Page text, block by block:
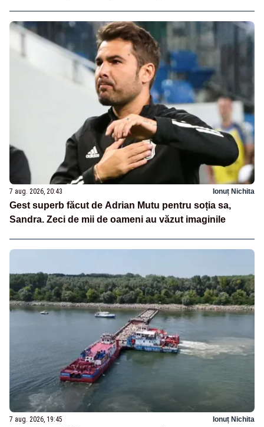
7 aug. 2026, 20:43 Ionuț Nichita
Gest superb făcut de Adrian Mutu pentru soția sa,
Sandra. Zeci de mii de oameni au văzut imaginile
7 aug. 2026, 19:45 Ionuț Nichita